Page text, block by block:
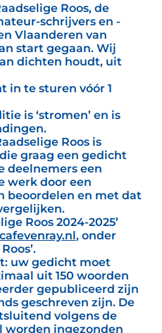
Roos, de
schrijvers en -
Vlaanderen van
start gegaan. Wij
dichten houdt, uit
in te sturen vóór 1
is ‘stromen’ en is
Roos is
graag een gedicht
deelnemers een
werk door een
beoordelen en met dat
Roos 2024-2025’
, onder
uw gedicht moet
uit 150 woorden
gepubliceerd zijn
geschreven zijn. De
volgens de
worden ingezonden